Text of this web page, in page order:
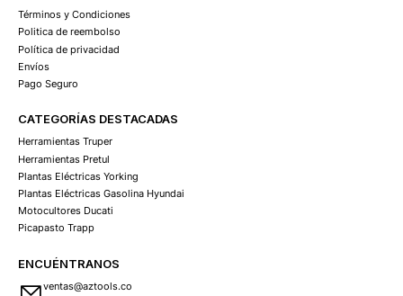
Términos y Condiciones
Politica de reembolso
Política de privacidad
Envíos
Pago Seguro
CATEGORÍAS DESTACADAS
Herramientas Truper
Herramientas Pretul
Plantas Eléctricas Yorking
Plantas Eléctricas Gasolina Hyundai
Motocultores Ducati
Picapasto Trapp
ENCUÉNTRANOS
ventas@aztools.co